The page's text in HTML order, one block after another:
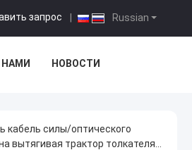
Russian
запрос
НОВОСТИ
кабель силы/оптического
вытягивая трактор толкателя